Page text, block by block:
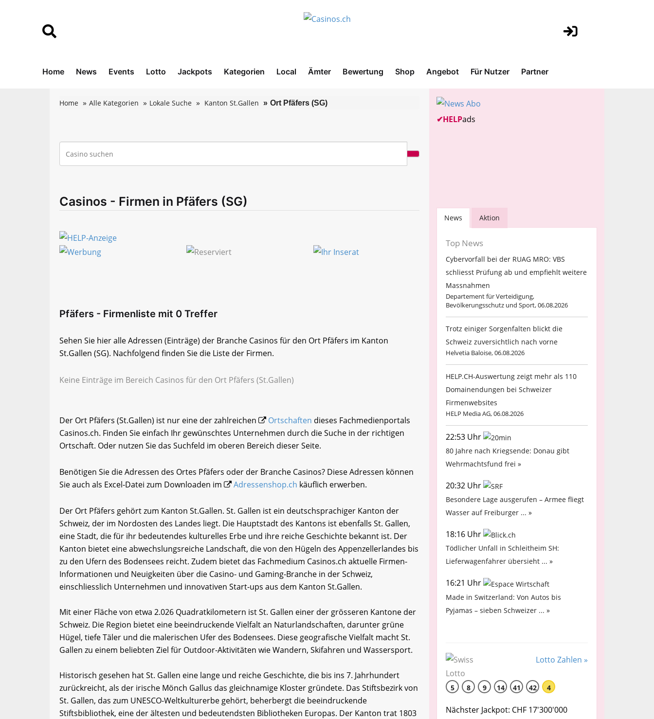
Home News Events Lotto Jackpots Kategorien Local Ämter Bewertung Shop Angebot Für Nutzer Partner
Home Alle Kategorien Lokale Suche Kanton St.Gallen Ort Pfäfers (SG)
Casinos - Firmen in Pfäfers (SG)
Pfäfers - Firmenliste mit 0 Treffer
Sehen Sie hier alle Adressen (Einträge) der Branche Casinos für den Ort Pfäfers im Kanton
St.Gallen (SG). Nachfolgend finden Sie die Liste der Firmen.
Keine Einträge im Bereich Casinos für den Ort Pfäfers (St.Gallen)
Der Ort Pfäfers (St.Gallen) ist nur eine der zahlreichen Ortschaften dieses Fachmedienportals
Casinos.ch. Finden Sie einfach Ihr gewünschtes Unternehmen durch die Suche in der richtigen
Ortschaft. Oder nutzen Sie das Suchfeld im oberen Bereich dieser Seite.
Benötigen Sie die Adressen des Ortes Pfäfers oder der Branche Casinos? Diese Adressen können
Sie auch als Excel-Datei zum Downloaden im
Adressenshop.ch käuflich erwerben.
Der Ort Pfäfers gehört zum Kanton St.Gallen. St. Gallen ist ein deutschsprachiger Kanton der
Schweiz, der im Nordosten des Landes liegt. Die Hauptstadt des Kantons ist ebenfalls St. Gallen,
eine Stadt, die für ihr bedeutendes kulturelles Erbe und ihre reiche Geschichte bekannt ist. Der
Kanton bietet eine abwechslungsreiche Landschaft, die von den Hügeln des Appenzellerlandes bis
zu den Ufern des Bodensees reicht. Zudem bietet das Fachmedium Casinos.ch aktuelle Firmen-
Informationen und Neuigkeiten über die Casino- und Gaming-Branche in der Schweiz,
einschliesslich Unternehmen und innovativen Start-ups aus dem Kanton St.Gallen.
Mit einer Fläche von etwa 2.026 Quadratkilometern ist St. Gallen einer der grösseren Kantone der
Schweiz. Die Region bietet eine beeindruckende Vielfalt an Naturlandschaften, darunter grüne
Hügel, tiefe Täler und die malerischen Ufer des Bodensees. Diese geografische Vielfalt macht St.
Gallen zu einem beliebten Ziel für Outdoor-Aktivitäten wie Wandern, Skifahren und Wassersport.
Historisch gesehen hat St. Gallen eine lange und reiche Geschichte, die bis ins 7. Jahrhundert
zurückreicht, als der irische Mönch Gallus das gleichnamige Kloster gründete. Das Stiftsbezirk von
St. Gallen, das zum UNESCO-Weltkulturerbe gehört, beherbergt die beeindruckende
Stiftsbibliothek, eine der ältesten und bedeutendsten Bibliotheken Europas. Der Kanton trat 1803
✔HELPads
News Aktion
Top News
Cybervorfall bei der RUAG MRO: VBS
schliesst Prüfung ab und empfiehlt weitere
Massnahmen
Departement für Verteidigung,
Bevölkerungsschutz und Sport, 06.08.2026
Trotz einiger Sorgenfalten blickt die
Schweiz zuversichtlich nach vorne
Helvetia Baloise, 06.08.2026
HELP.CH-Auswertung zeigt mehr als 110
Domainendungen bei Schweizer
Firmenwebsites
HELP Media AG, 06.08.2026
22:53 Uhr
80 Jahre nach Kriegsende: Donau gibt
Wehrmachtsfund frei »
20:32 Uhr
Besondere Lage ausgerufen – Armee fliegt
Wasser auf Freiburger ... »
18:16 Uhr
Tödlicher Unfall in Schleitheim SH:
Lieferwagenfahrer übersieht ... »
16:21 Uhr
Made in Switzerland: Von Autos bis
Pyjamas – sieben Schweizer ... »
Lotto Zahlen »
5 8 9 14 41 42 4
Nächster Jackpot: CHF 17'300'000